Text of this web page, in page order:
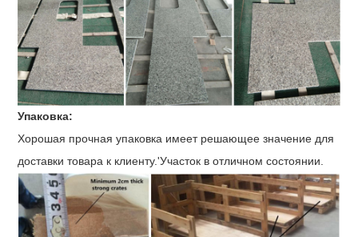
Упаковка:
Хорошая прочная упаковка имеет решающее значение для
доставки товара к клиенту.'Участок в отличном состоянии.